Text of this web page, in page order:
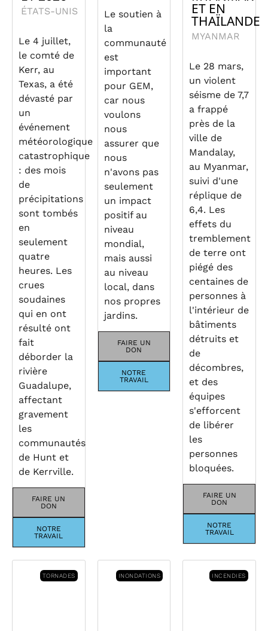
ÉTATS-UNIS
Le 4 juillet,
le comté de
Kerr, au
Texas, a été
dévasté par
un
événement
météorologique
catastrophique
: des mois
de
précipitations
sont tombés
en
seulement
quatre
heures. Les
crues
soudaines
qui en ont
résulté ont
fait
déborder la
rivière
Guadalupe,
affectant
gravement
les
communautés
de Hunt et
de Kerrville.
FAIRE UN
DON
NOTRE
TRAVAIL
Le soutien à
la
communauté
est
important
pour GEM,
car nous
voulons
nous
assurer que
nous
n'avons pas
seulement
un impact
positif au
niveau
mondial,
mais aussi
au niveau
local, dans
nos propres
jardins.
FAIRE UN
DON
NOTRE
TRAVAIL
ET EN
THAÏLANDE
MYANMAR
Le 28 mars,
un violent
séisme de 7,7
a frappé
près de la
ville de
Mandalay,
au Myanmar,
suivi d'une
réplique de
6,4. Les
effets du
tremblement
de terre ont
piégé des
centaines de
personnes à
l'intérieur de
bâtiments
détruits et
de
décombres,
et des
équipes
s'efforcent
de libérer
les
personnes
bloquées.
FAIRE UN
DON
NOTRE
TRAVAIL
TORNADES INONDATIONS INCENDIES